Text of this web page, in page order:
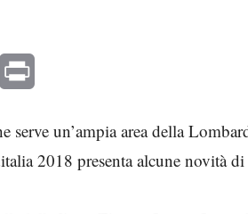
Reddit
un’ampia area della
2018 presenta alcune novità di